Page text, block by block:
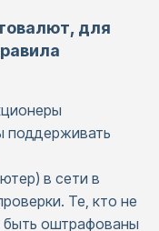
для
поддерживать
в сети в
Те, кто не
быть оштрафованы